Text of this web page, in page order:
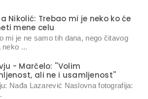
Nikolić: Trebao mi je neko ko će
mene celu
mi je ne samo tih dana, nego čitavog
neko ...
- Marčelo: ''Volim
ali ne i usamljenost''
Nađa Lazarević Naslovna fotografija: